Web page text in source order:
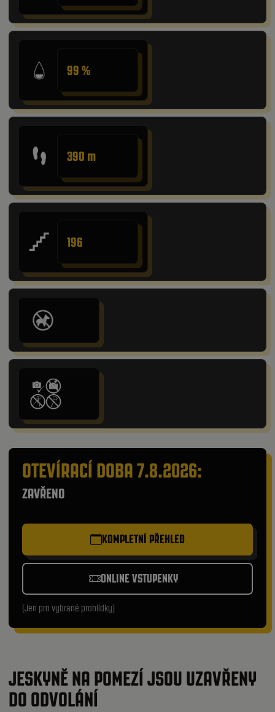
99 %
390 m
196
OTEVÍRACÍ DOBA 7.8.2026:
ZAVŘENO
KOMPLETNÍ PŘEHLED
ONLINE VSTUPENKY
(Jen pro vybrané prohlídky)
JESKYNĚ NA POMEZÍ JSOU UZAVŘENY
DO ODVOLÁNÍ